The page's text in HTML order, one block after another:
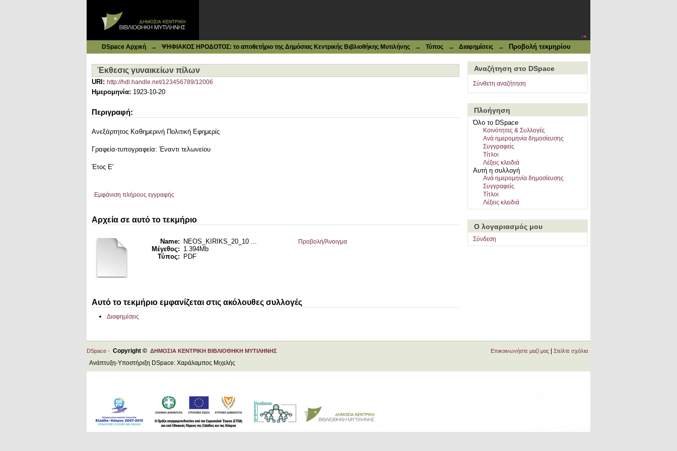
DSpace Αρχική → ΨΗΦΙΑΚΟΣ ΗΡΟΔΟΤΟΣ: το αποθετήριο της Δημόσιας Κεντρικής Βιβλιοθήκης Μυτιλήνης → Τύπος → Διαφημίσεις → Προβολή τεκμηρίου
Έκθεσις γυναικείων πίλων
URI: http://hdl.handle.net/123456789/12006
Ημερομηνία: 1923-10-20
Περιγραφή:
Ανεξάρτητος Καθημερινή Πολιτική Εφημερίς
Γραφεία-τυπογραφεία: Έναντι τελωνείου
Έτος Ε'
Εμφάνιση πλήρους εγγραφής
Αρχεία σε αυτό το τεκμήριο
Name:
NEOS_KIRIKS_20_10 ...
Μέγεθος: 1.394Mb
Τύπος:
PDF
Προβολή/Άνοιγμα
Αυτό το τεκμήριο εμφανίζεται στις ακόλουθες συλλογές
Διαφημίσεις
Αναζήτηση στο DSpace
Σύνθετη αναζήτηση
Πλοήγηση
Όλο το DSpace
Κοινότητες & Συλλογές
Ανά ημερομηνία δημοσίευσης
Συγγραφείς
Τίτλοι
Λέξεις κλειδιά
Αυτή η συλλογή
Ανά ημερομηνία δημοσίευσης
Συγγραφείς
Τίτλοι
Λέξεις κλειδιά
Ο λογαριασμός μου
Σύνδεση
DSpace - Copyright © ΔΗΜΟΣΙΑ ΚΕΝΤΡΙΚΗ ΒΙΒΛΙΟΘΗΚΗ ΜΥΤΙΛΗΝΗΣ
Ανάπτυξη-Υποστήριξη DSpace: Χαράλαμπος Μιχελής
Επικοινωνήστε μαζί μας Στείλτε σχόλια